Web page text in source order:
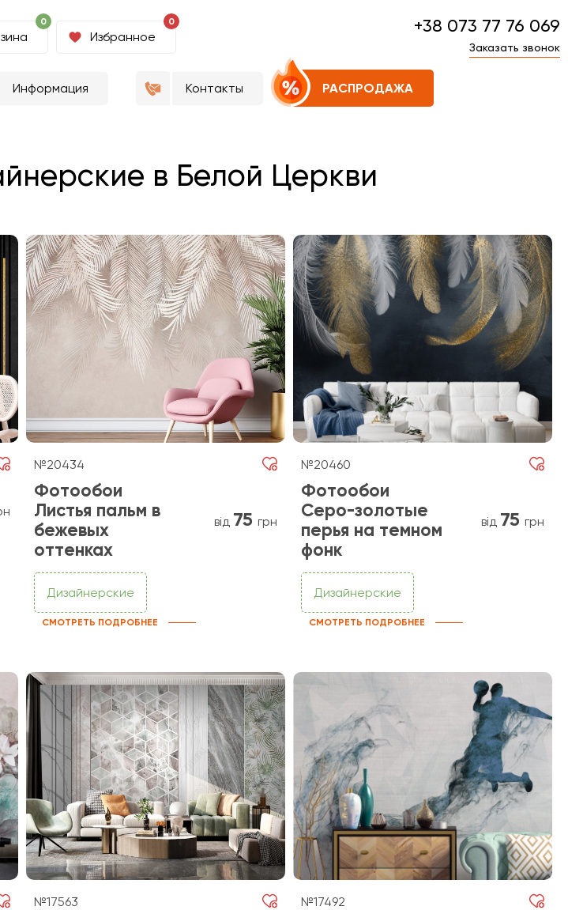
0 0
Избранное
+38 073 77 76 069
Заказать звонок
Информация Контакты РАСПРОДАЖА
в Белой Церкви
№20434
Фотообои
Листья пальм в
бежевых
оттенках
від 75 грн
Дизайнерские
СМОТРЕТЬ ПОДРОБНЕЕ
№20460
Фотообои
Серо-золотые
перья на темном
фонк
від 75 грн
Дизайнерские
СМОТРЕТЬ ПОДРОБНЕЕ
№17563 №17492